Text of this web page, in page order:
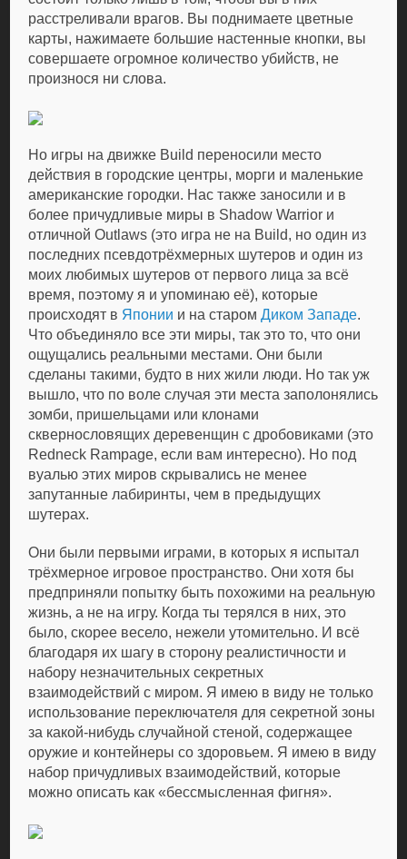
расстреливали врагов. Вы поднимаете цветные
карты, нажимаете большие настенные кнопки, вы
совершаете огромное количество убийств, не
произнося ни слова.
Но игры на движке Build переносили место
действия в городские центры, морги и маленькие
американские городки. Нас также заносили и в
более причудливые миры в Shadow Warrior и
отличной Outlaws (это игра не на Build, но один из
последних псевдотрёхмерных шутеров и один из
моих любимых шутеров от первого лица за всё
время, поэтому я и упоминаю её), которые
происходят в Японии и на старомДиком Западе.
Что объединяло все эти миры, так это то, что они
ощущались реальными местами. Они были
сделаны такими, будто в них жили люди. Но так уж
вышло, что по воле случая эти места заполонялись
зомби, пришельцами или клонами
сквернословящих деревенщин с дробовиками (это
Redneck Rampage, если вам интересно). Но под
вуалью этих миров скрывались не менее
запутанные лабиринты, чем в предыдущих
шутерах.
Они были первыми играми, в которых я испытал
трёхмерное игровое пространство. Они хотя бы
предприняли попытку быть похожими на реальную
жизнь, а не на игру. Когда ты терялся в них, это
было, скорее весело, нежели утомительно. И всё
благодаря их шагу в сторону реалистичности и
набору незначительных секретных
взаимодействий с миром. Я имею в виду не только
использование переключателя для секретной зоны
за какой-нибудь случайной стеной, содержащее
оружие и контейнеры со здоровьем. Я имею в виду
набор причудливых взаимодействий, которые
можно описать как «бессмысленная фигня».